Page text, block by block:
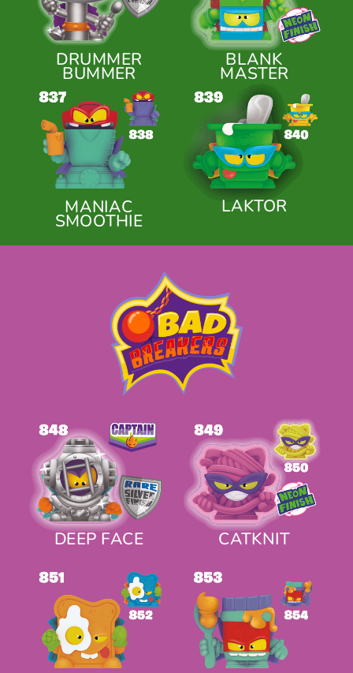
DRUMMER
BUMMER
BLANK
MASTER
MANIAC
SMOOTHIE
LAKTOR
DEEP FACE CATKNIT